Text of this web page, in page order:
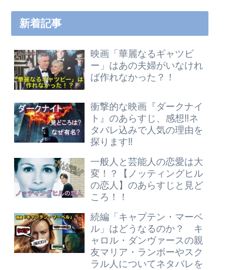
新着記事
映画「華麗なるギャツビ
ー」はあの夫婦がいなけれ
ば作れなかった？！
衝撃的な映画『ダークナイ
ト』のあらすじ、感想‼ネ
タバレ込みで人気の理由を
探ります‼
一般人と芸能人の恋愛は大
変！？【ノッティングヒル
の恋人】のあらすじと見ど
ころ！！
続編「キャプテン・マーベ
ル」はどうなるのか？ キ
ャロル・ダンヴァースの親
友マリア・ランボーやスク
ラル人についてネタバレを